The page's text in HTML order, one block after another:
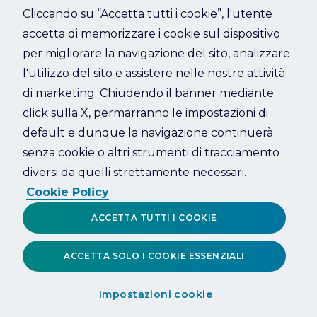
Refresh
Cliccando su “Accetta tutti i cookie”, l'utente
accetta di memorizzare i cookie sul dispositivo
per migliorare la navigazione del sito, analizzare
l'utilizzo del sito e assistere nelle nostre attività
di marketing. Chiudendo il banner mediante
click sulla X, permarranno le impostazioni di
default e dunque la navigazione continuerà
senza cookie o altri strumenti di tracciamento
diversi da quelli strettamente necessari.
Cookie Policy
Impostazioni cookie
ACCETTA SOLO I COOKIE ESSENZIALI
ACCETTA TUTTI I COOKIE